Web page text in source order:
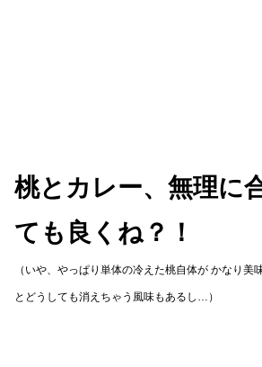
桃とカレー、無理に
ても良くね？！
（いや、やっぱり単体の冷えた桃自体が かなり美
とどうしても消えちゃう風味もあるし…）